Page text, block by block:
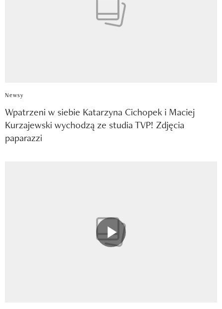
Newsy
Wpatrzeni w siebie Katarzyna Cichopek i Maciej
Kurzajewski wychodzą ze studia TVP! Zdjęcia
paparazzi